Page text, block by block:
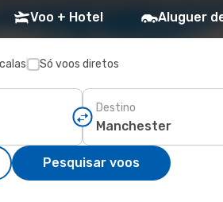
Voo + Hotel Aluguer
Só voos diretos
Destino
Pesquisar voos